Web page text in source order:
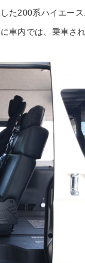
た200系ハイエース
車内では、乗車さ